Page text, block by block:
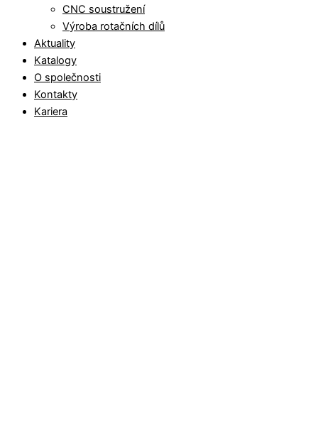
CNC soustružení
Výroba rotačních dílů
Aktuality
Katalogy
O společnosti
Kontakty
Kariera